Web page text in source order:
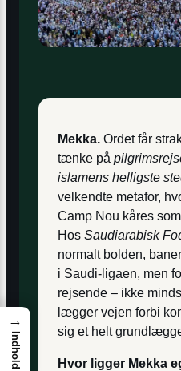
Mekka. Ordet får
tænke på
islamens helligste
velkendte metafor,
Camp Nou kåres
Hos Saudiarabisk
normalt bolden,
i Saudi-ligaen, men
rejsende – ikke
lægger vejen forbi
sig et helt
Hvor ligger Mekka
→
Indhold